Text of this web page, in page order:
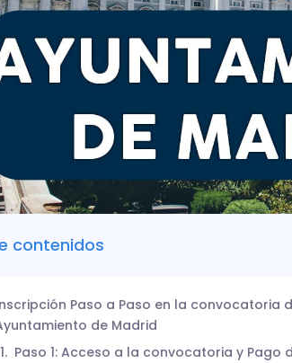
contenidos
Paso a Paso en la convocatoria
de Madrid
Paso 1: Acceso a la convocatoria y Pago